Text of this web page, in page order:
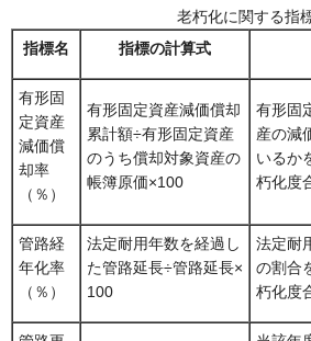
老朽化に関する指
指標名
指標の計算式
有形固
定資産
減価償
却率
（％）
有形固定資産減価償却
累計額÷有形固定資産
のうち償却対象資産の
帳簿原価×100
有形固
産の減
いるか
朽化度
管路経
年化率
（％）
法定耐用年数を経過し
た管路延長÷管路延長×
100
法定耐
の割合
朽化度